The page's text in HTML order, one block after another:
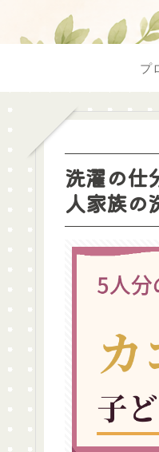
プ
洗濯の仕
人家族の